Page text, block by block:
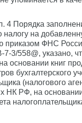
4 Порядка
налогу на
приказом ФНС
3/558@, указано,
основании книг
бухгалтерского
(налогового
НК РФ, на